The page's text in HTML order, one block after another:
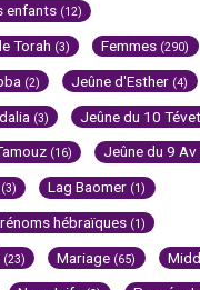
enfants (12)
Torah (3) Femmes (290)
(2) Jeûne d'Esther (4)
(3) Jeûne du 10 Tévet
(16) Jeûne du 9 Av
(3) Lag Baomer (1)
hébraïques (1)
(23) Mariage (65)